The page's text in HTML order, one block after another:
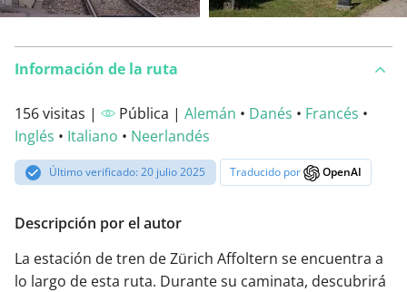
Información de la ruta
156 visitas | Pública | Alemán • Danés • Francés •
Inglés • Italiano • Neerlandés
Último verificado: 20 julio 2025 Traducido por OpenAI
Descripción por el autor
La estación de tren de Zürich Affoltern se encuentra a
lo largo de esta ruta. Durante su caminata, descubrirá